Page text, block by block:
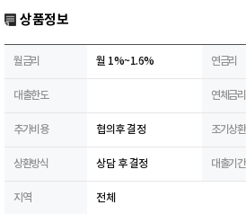
상품정보
월금리 월 1%~1.6% 연금리
대출한도 연체금리
추가비용 협의후 결정 조기상환
상환방식 상담 후 결정 대출기간
지역 전체